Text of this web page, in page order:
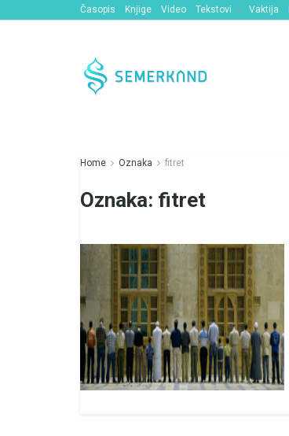
Časopis Knjige Video Tekstovi Vaktija
Home Oznaka fitret
Oznaka: fitret